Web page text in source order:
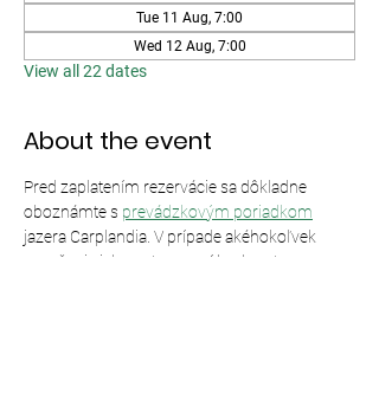
Tue 11 Aug, 7:00
Wed 12 Aug, 7:00
View all 22 dates
About the event
Pred zaplatením rezervácie sa dôkladne
oboznámte s prevádzkovým poriadkom
jazera Carplandia. V prípade akéhokoľvek
porušenia jeho ustanovení bude vstup